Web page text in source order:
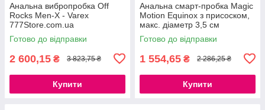
Анальна вибропробка Off
Rocks Men-X - Varex
777Store.com.ua
Готово до відправки
2 600,15 ₴ 3 823,75 ₴
Купити
Анальна смарт-пробка Magic
Motion Equinox з присоском,
макс. діаметр 3,5 см
777Store.com.ua
Готово до відправки
1 554,65 ₴ 2 286,25 ₴
Купити